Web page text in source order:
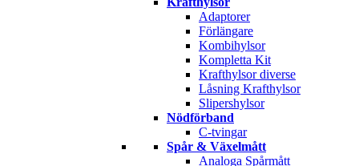
Adaptorer
Förlängare
Kombihylsor
Kompletta Kit
Krafthylsor diverse
Låsning Krafthylsor
Slipershylsor
Nödförband
C-tvingar
Spår & Växelmått
Analoga Spårmått